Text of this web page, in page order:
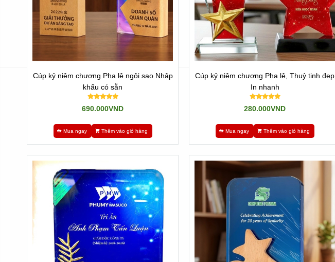
Cúp kỷ niệm chương Pha lê ngôi sao Nhập
khẩu có sẵn
690.000VND
Mua ngay Thêm vào giỏ hàng
Cúp kỷ niệm chương Pha lê, Thuỷ tinh đẹp
In nhanh
280.000VND
Mua ngay Thêm vào giỏ hàng